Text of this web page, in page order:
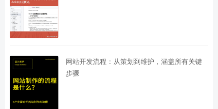
网站开发流程：从策划到维护，涵盖所有关键
步骤